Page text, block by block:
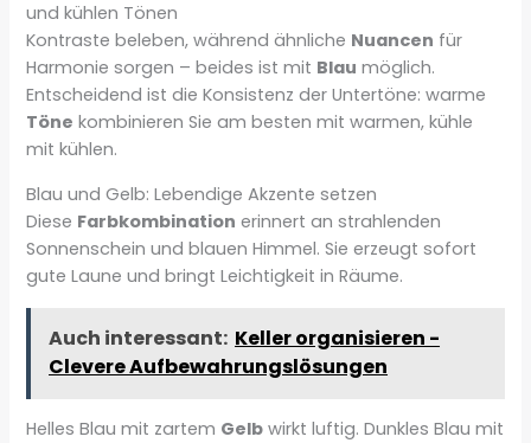
und kühlen Tönen
Kontraste beleben, während ähnliche Nuancen für
Harmonie sorgen – beides ist mit Blau möglich.
Entscheidend ist die Konsistenz der Untertöne: warme
Töne kombinieren Sie am besten mit warmen, kühle
mit kühlen.
Blau und Gelb: Lebendige Akzente setzen
Diese Farbkombination erinnert an strahlenden
Sonnenschein und blauen Himmel. Sie erzeugt sofort
gute Laune und bringt Leichtigkeit in Räume.
Auch interessant: Keller organisieren -
Clevere Aufbewahrungslösungen
Helles Blau mit zartem Gelb wirkt luftig. Dunkles Blau mit